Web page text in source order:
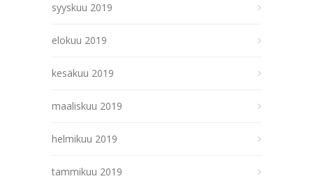
syyskuu 2019
elokuu 2019
kesäkuu 2019
maaliskuu 2019
helmikuu 2019
tammikuu 2019